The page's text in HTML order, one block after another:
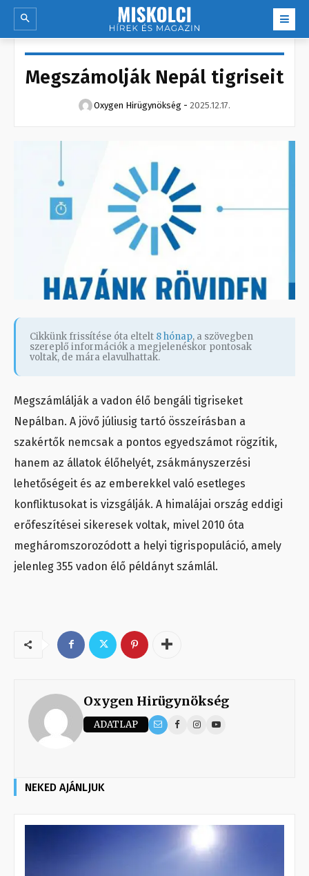
Megszámolják Nepál tigriseit
Oxygen Hirügynökség - 2025.12.17.
Cikkünk frissítése óta eltelt 8 hónap, a szövegben
szereplő információk a megjelenéskor pontosak
voltak, de mára elavulhattak.
Megszámlálják a vadon élő bengáli tigriseket
Nepálban. A jövő júliusig tartó összeírásban a
szakértők nemcsak a pontos egyedszámot rögzítik,
hanem az állatok élőhelyét, zsákmányszerzési
lehetőségeit és az emberekkel való esetleges
konfliktusokat is vizsgálják. A himalájai ország eddigi
erőfeszítései sikeresek voltak, mivel 2010 óta
megháromszorozódott a helyi tigrispopuláció, amely
jelenleg 355 vadon élő példányt számlál.
Oxygen Hirügynökség
ADATLAP
NEKED AJÁNLJUK